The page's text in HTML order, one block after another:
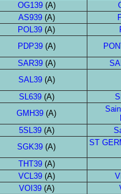
OG139(A)
AS939(A)
POL39 (A)
PDP39(A)
SAR39(A)
SAL39(A)
SL639(A)
GMH39 (A)
5SL39(A)
SGK39 (A)
ST
THT39(A)
VCL39(A)
VOI39(A)